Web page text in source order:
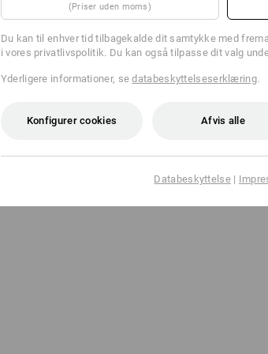
(Priser uden moms)
Du kan til enhver tid tilbagekalde dit samtykke med
i vores privatlivspolitik. Du kan også tilpasse dit valg
Yderligere informationer, sedatabeskyttelseserklæring.
Konfigurer cookies Afvis alle
Databeskyttelse|